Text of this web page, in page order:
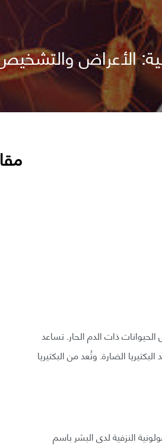
الأعراض
ذات الدم الحار. تساعد
الضارة. وتُعد من البكتيريا
النزفية لدى البشر باسم